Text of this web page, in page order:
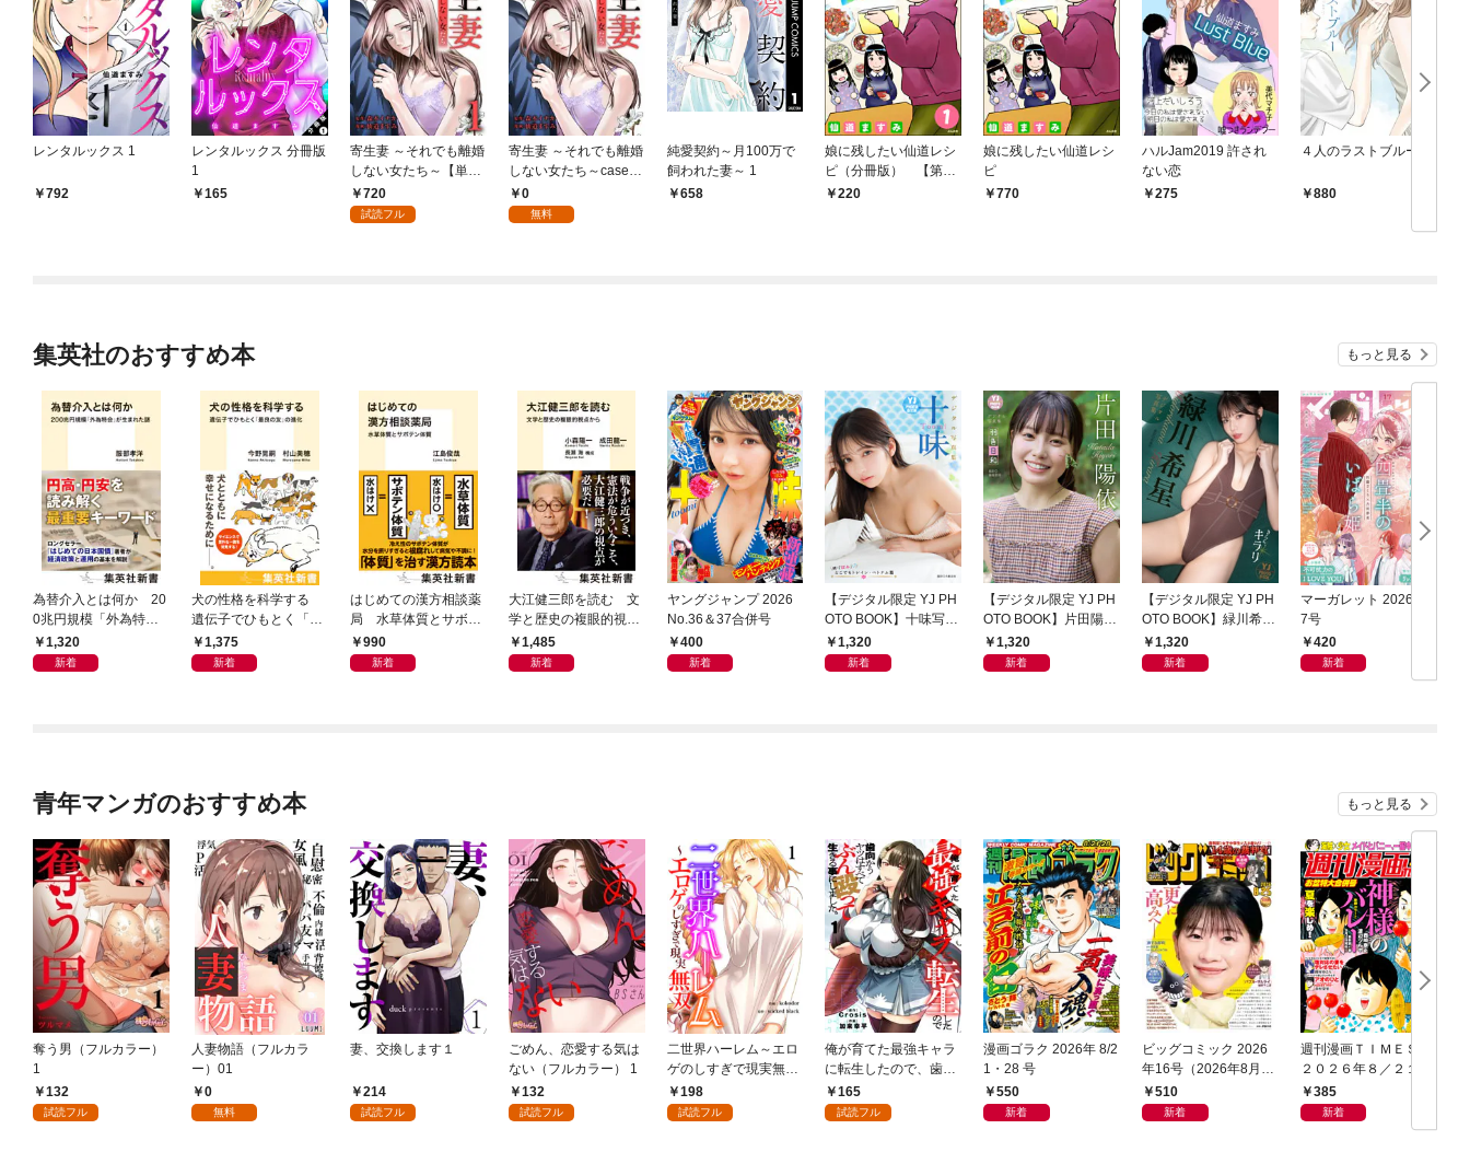
レンタルックス 1
792
レンタルックス 分冊版
1
165
寄生妻 ～それでも離婚
しない女たち～【単行
本版】 1巻
720
試読フル
寄生妻 ～それでも離婚
しない女たち～case00
1『無関心夫』1
0
無料
純愛契約～月100万で
飼われた妻～ 1
658
娘に残したい仙道レシ
ピ（分冊版） 【第1
話】220
娘に残したい仙道レシ
ピ
770
ハルJam2019 許され
ない恋
275
４人のラストブルー
880
集英社のおすすめ本 もっと見る
為替介入とは何か 20
0兆円規模「外為特
会」が生まれた謎
1,320
新着
犬の性格を科学する
遺伝子でひもとく「最
良の友」の進化
1,375
新着
はじめての漢方相談薬
局 水草体質とサボテ
ン体質
990
新着
大江健三郎を読む 文
学と歴史の複眼的視点
から1,485
新着
ヤングジャンプ 2026
No.36＆37合併号
400
新着
【デジタル限定 YJ PH
OTO BOOK】十味写真
集「続・『ぽみ』！？
どこでもトレイン・ベ
1,320
新着
【デジタル限定 YJ PH
OTO BOOK】片田陽依
写真集「羽色日和」
1,320
新着
【デジタル限定 YJ PH
OTO BOOK】緑川希星
写真集「きらら、キラ
リ」
1,320
新着
マーガレット 2026年1
7号
420
新着
青年マンガのおすすめ本 もっと見る
奪う男（フルカラー）
1
132
試読フル
人妻物語（フルカラ
ー）01
0
無料
妻、交換します１
214
試読フル
ごめん、恋愛する気は
ない（フルカラー） 1
132
試読フル
二世界ハーレム～エロ
ゲのしすぎで現実無双
～１198
試読フル
俺が育てた最強キャラ
に転生したので、歯向
かうヤツはすべてぶん
殴って生きる事にしま
165
試読フル
漫画ゴラク 2026年 8/2
1・28 号
550
新着
ビッグコミック 2026
年16号（2026年8月7
日発売）
510
新着
週刊漫画ＴＩＭＥＳ
２０２６年８／２１・
２８合併号
385
新着